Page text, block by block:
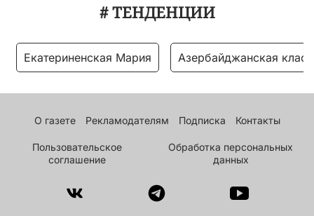
# ТЕНДЕНЦИИ
Екатериненская Мария Азербайджанская
О газете Рекламодателям Подписка Контакты
Пользовательское
соглашение
Обработка персональных
данных